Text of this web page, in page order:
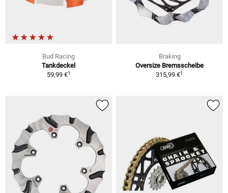
Bud Racing
Tankdeckel
59,99 €1
Braking
Oversize Bremsscheibe
315,99 €1